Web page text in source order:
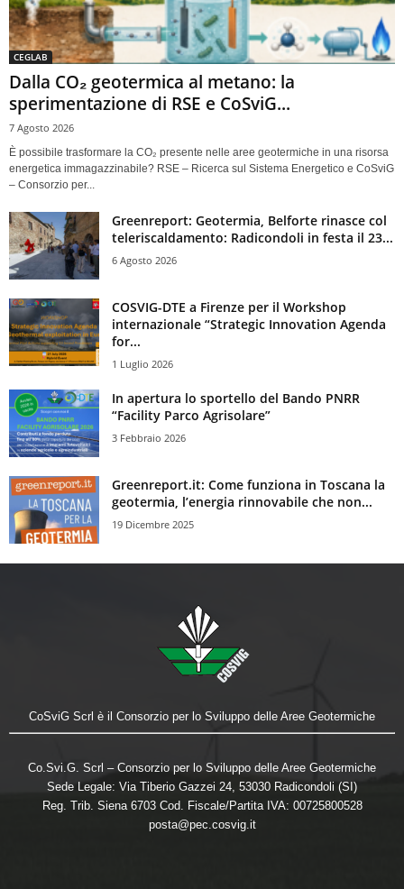
CEGLAB
Dalla CO₂ geotermica al metano: la
sperimentazione di RSE e CoSviG...
7 Agosto 2026
È possibile trasformare la CO₂ presente nelle aree geotermiche in una risorsa
energetica immagazzinabile? RSE – Ricerca sul Sistema Energetico e CoSviG
– Consorzio per...
Greenreport: Geotermia, Belforte rinasce col
teleriscaldamento: Radicondoli in festa il 23...
6 Agosto 2026
COSVIG-DTE a Firenze per il Workshop
internazionale “Strategic Innovation Agenda
for...
1 Luglio 2026
In apertura lo sportello del Bando PNRR
“Facility Parco Agrisolare”
3 Febbraio 2026
Greenreport.it: Come funziona in Toscana la
geotermia, l’energia rinnovabile che non...
19 Dicembre 2025
CoSviG Scrl è il Consorzio per lo Sviluppo delle Aree Geotermiche
Co.Svi.G. Scrl – Consorzio per lo Sviluppo delle Aree Geotermiche
Sede Legale: Via Tiberio Gazzei 24, 53030 Radicondoli (SI)
Reg. Trib. Siena 6703 Cod. Fiscale/Partita IVA: 00725800528
posta@pec.cosvig.it